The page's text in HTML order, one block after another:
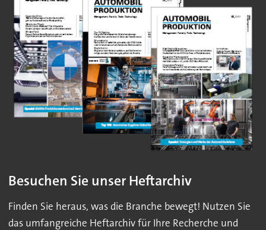
Besuchen Sie unser Heftarchiv
Finden Sie heraus, was die Branche bewegt! Nutzen Sie
das umfangreiche Heftarchiv für Ihre Recherche und